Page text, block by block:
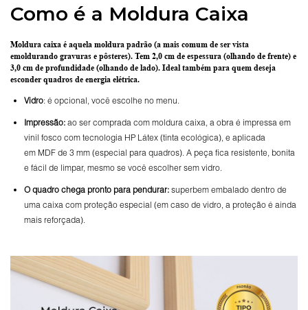
Como é a Moldura Caixa
Moldura caixa é aquela moldura padrão (a mais comum de ser vista
emoldurando gravuras e pôsteres). Tem 2,0 cm de espessura (olhando de frente) e
3,0 cm de profundidade (olhando de lado). Ideal também para quem deseja
esconder quadros de energia elétrica.
Vidro: é opcional, você escolhe no menu.
Impressão: ao ser comprada com moldura caixa, a obra é impressa em
vinil fosco com tecnologia HP Látex (tinta ecológica), e aplicada
em MDF de 3 mm (especial para quadros). A peça fica resistente, bonita
e fácil de limpar, mesmo se você escolher sem vidro.
Oquadro chega pronto para pendurar: superbem embalado dentro de
uma caixa com proteção especial (em caso de vidro, a proteção é ainda
mais reforçada).